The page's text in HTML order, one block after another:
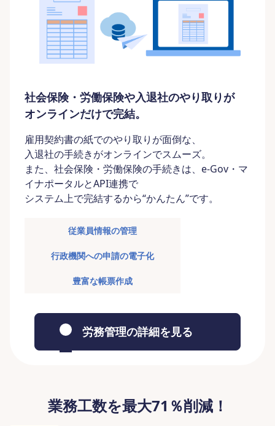
社会保険・労働保険や入退社のやり取りが
オンラインだけで完結。
雇用契約書の紙でのやり取りが面倒な、
入退社の手続きがオンラインでスムーズ。
また、社会保険・労働保険の手続きは、e-Gov・マ
イナポータルとAPI連携で
システム上で完結するから“かんたん”です。
従業員情報の管理
行政機関への申請の電子化
豊富な帳票作成
労務管理の詳細を見る
業務工数を最大71％削減！